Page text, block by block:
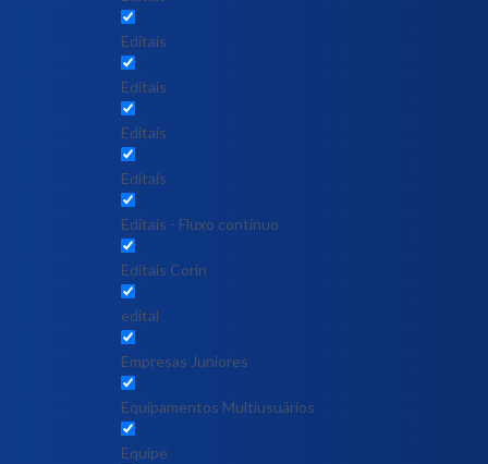
Editais
Editais
Editais
Editais
Editais - Fluxo contínuo
Editais Corin
edital
Empresas Juniores
Equipamentos Multiusuários
Equipe